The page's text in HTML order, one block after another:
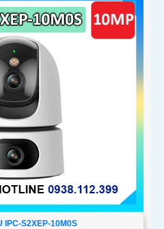
IPC-S2XEP-10M0S